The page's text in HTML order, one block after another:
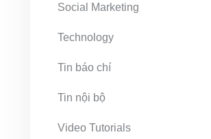
Social Marketing
Technology
Tin báo chí
Tin nội bộ
Video Tutorials